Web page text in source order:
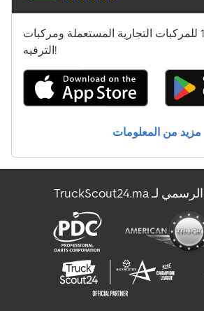
Liebherr Ltm 1300-6.2
Liebherr Ltm 1500-8.1
Liebherr Ltm 1650-8.1
Liebherr R 924 Litronic
Merlo Tf 33.7-115
تطبيق رقم 1 للمركبات التجارية المستعملة ومركبات
الترفيه!
مزيد من المعلومات